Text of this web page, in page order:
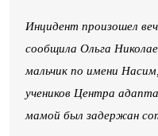
Инцидент произошел
сообщила Ольга
мальчик по имени
учеников Центра
мамой был задержан